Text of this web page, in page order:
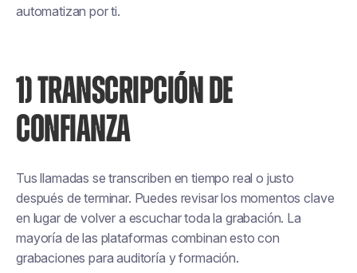
automatizan por ti.
1) TRANSCRIPCIÓN DE
CONFIANZA
Tus llamadas se transcriben en tiempo real o justo
después de terminar. Puedes revisar los momentos clave
en lugar de volver a escuchar toda la grabación. La
mayoría de las plataformas combinan esto con
grabaciones para auditoría y formación.